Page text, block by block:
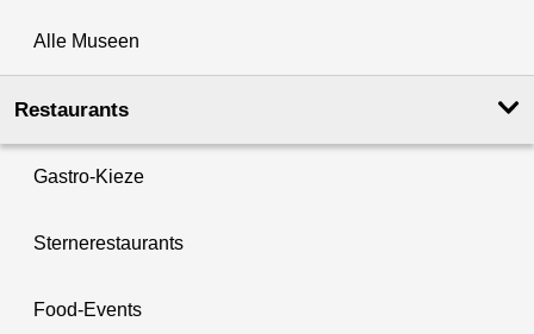
Alle Museen
Restaurants
Gastro-Kieze
Sternerestaurants
Food-Events